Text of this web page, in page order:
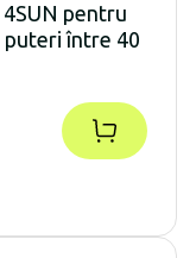
pentru
puteri între 40